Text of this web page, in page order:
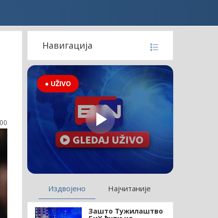
Навигација
● UŽIVO
Издвојено Најчитаније
Зашто Тужилаштво